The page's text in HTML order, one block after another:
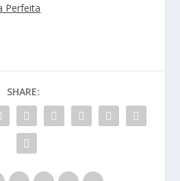
Perfeita
SHARE: